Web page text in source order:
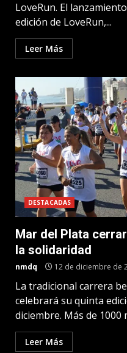
LoveRun. El
edición de LoveRun,...
Leer Más
DESTACADAS
Mar del Plata
la solidaridad
nmdq 12 de diciembre de
La tradicional carrera
celebrará su quinta
diciembre. Más de 1000
Leer Más